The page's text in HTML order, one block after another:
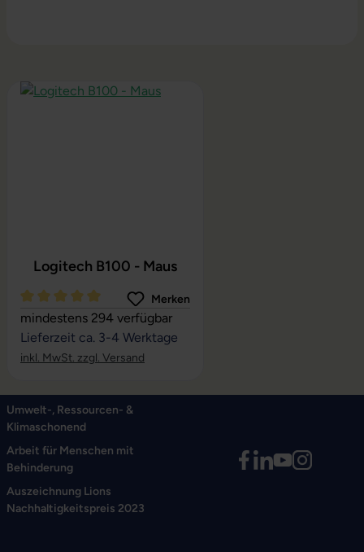
Produktgalerie überspringen
Logitech B100 - Maus
Durchschnittliche Bewertung von 5 von 5 Sternen
Merken
mindestens 294 verfügbar
Lieferzeit ca. 3-4 Werktage
inkl. MwSt. zzgl. Versand
Umwelt-, Ressourcen- &
Klimaschonend
Arbeit für Menschen mit
Behinderung
Auszeichnung Lions
Nachhaltigkeitspreis 2023